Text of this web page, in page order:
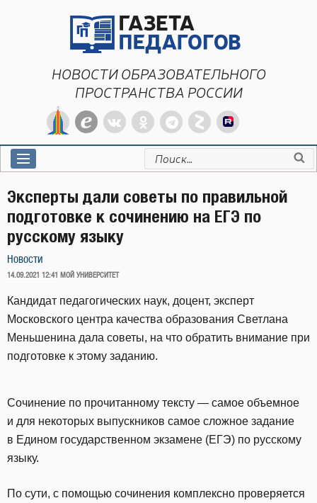
НОВОСТИ ОБРАЗОВАТЕЛЬНОГО
ПРОСТРАНСТВА РОССИИ
Искать:
Эксперты дали советы по правильной
подготовке к сочинению на ЕГЭ по
русскому языку
Новости
ОПУБЛИКОВАНО
14.09.2021 12:41 МОЙ УНИВЕРСИТЕТ
Кандидат педагогических наук, доцент, эксперт
Московского центра качества образования Светлана
Меньшенина дала советы, на что обратить внимание при
подготовке к этому заданию.
Сочинение по прочитанному тексту — самое объемное
и для некоторых выпускников самое сложное задание
в Едином государственном экзамене (ЕГЭ) по русскому
языку.
По сути, с помощью сочинения комплексно проверяется